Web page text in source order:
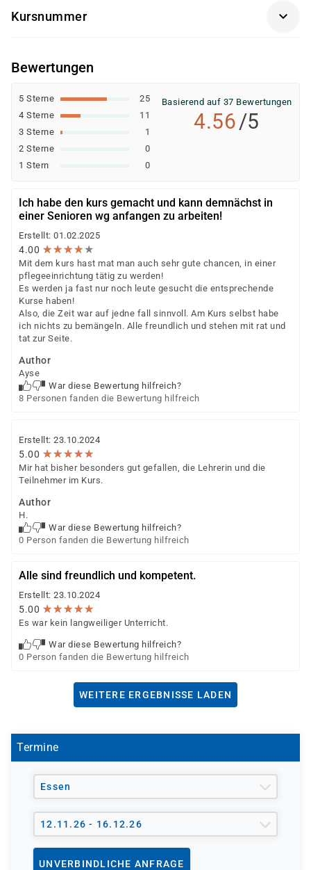
soziale und betreuerische Kompetenz
persönlichen Voraussetzungen – durch verschiedene
Agentur für Arbeit (Bildungsgutschein nach SGB II
oder SGB III)
Jobcenter (können eine Förderung empfehlen
bzw. veranlassen; die Ausstellung des
Bildungsgutscheins erfolgt durch die Agentur für
Arbeit)
Europäischer Sozialfonds (ESF)
Ob eine Förderung oder Kostenübernahme möglich ist,
entscheidet der jeweilige Kostenträger nach einer
individuellen Prüfung Ihrer persönlichen
Voraussetzungen und Förderfähigkeit.
Kursnummer
Bewertungen
5 Sterne
25
4 Sterne
11
3 Sterne
1
2 Sterne
0
1 Stern
0
Basierend auf 37 Bewertungen
4.56/5
Ich habe den kurs gemacht und kann demnächst in
einer Senioren wg anfangen zu arbeiten!
Erstellt: 01.02.2025
4.00 ★★★★★
★★★★★
Mit dem kurs hast mat man auch sehr gute chancen, in einer
pflegeeinrichtung tätig zu werden!
Es werden ja fast nur noch leute gesucht die entsprechende
Kurse haben!
Also, die Zeit war auf jedne fall sinnvoll. Am Kurs selbst habe
ich nichts zu bemängeln. Alle freundlich und stehen mit rat und
tat zur Seite.
Author
Ayse
War diese Bewertung hilfreich?
8 Personen fanden die Bewertung hilfreich
Erstellt: 23.10.2024
5.00 ★★★★★
★★★★★
Mir hat bisher besonders gut gefallen, die Lehrerin und die
Teilnehmer im Kurs.
Author
H.
War diese Bewertung hilfreich?
0 Person fanden die Bewertung hilfreich
Alle sind freundlich und kompetent.
Erstellt: 23.10.2024
5.00 ★★★★★
★★★★★
Es war kein langweiliger Unterricht.
War diese Bewertung hilfreich?
0 Person fanden die Bewertung hilfreich
WEITERE ERGEBNISSE LADEN
Termine
Essen
12.11.26 - 16.12.26
UNVERBINDLICHE ANFRAGE